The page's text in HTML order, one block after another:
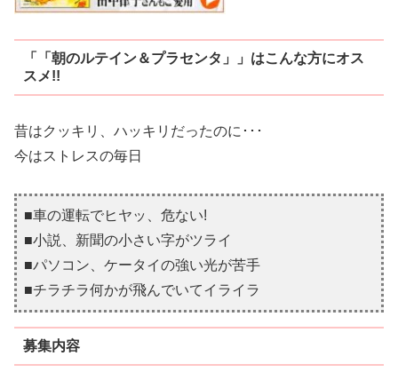
「「朝のルテイン＆プラセンタ」」はこんな方にオス
スメ!!
昔はクッキリ、ハッキリだったのに･･･
今はストレスの毎日
■車の運転でヒヤッ、危ない!
■小説、新聞の小さい字がツライ
■パソコン、ケータイの強い光が苦手
■チラチラ何かが飛んでいてイライラ
募集内容